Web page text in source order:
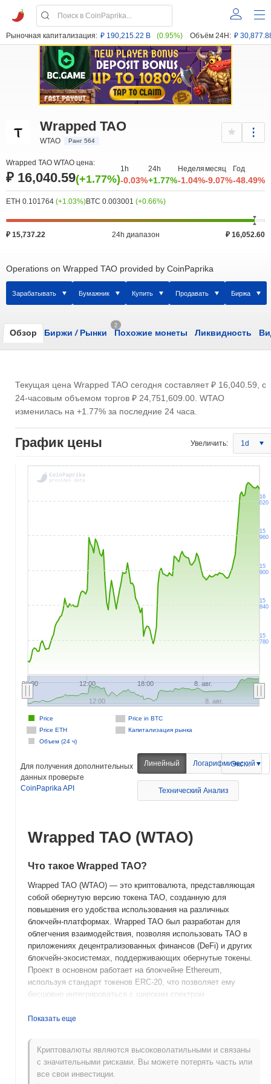
Рыночная капитализация: ₽ 190,215.22 B (0.95%) Объём 24H: ₽
Wrapped TAO
WTAO Ранг 564
Wrapped TAO WTAO цена:
₽ 16,040.59(+1.77%)
1h
-0.03%
24h
+1.77%
Неделя
-1.04%
месяц
-9.07%
Год
-48.49%
ETH 0.101764 (+1.03%)BTC 0.003001 (+0.66%)
₽ 15,737.22 24h диапазон ₽ 16,052.60
Operations on Wrapped TAO provided by CoinPaprika
Зарабатывать Бумажник Купить Продавать Биржа
Обзор Биржи /Рынки
2
Похожие монеты Ликвидность
Текущая цена Wrapped TAO сегодня составляет₽ 16,040.59 , с
24-часовым объемом торгов ₽ 24,751,609.00 . WTAO
изменилась на +1.77% за последние 24 часа.
График цены Увеличить: 1d
06:00 12:00 18:00 8. авг.
Price in BTC
Price ETH
Капитализация рынка
Объем (24 ч)
Price
12:00 8. авг.
15
780
15
840
15
900
15
960
16
020
Для получения дополнительных
данных проверьте
CoinPaprika API
Линейный Логарифмический
Экспорт
Технический Анализ
Wrapped TAO (WTAO)
Что такое Wrapped TAO?
Wrapped TAO (WTAO) — это криптовалюта, представляющая
собой обернутую версию токена TAO, созданную для
повышения его удобства использования на различных
блокчейн-платформах. Wrapped TAO был разработан для
облегчения взаимодействия, позволяя использовать TAO в
приложениях децентрализованных финансов (DeFi) и других
блокчейн-экосистемах, поддерживающих обернутые токены.
Проект в основном работает на блокчейне Ethereum,
используя стандарт токенов ERC-20, что позволяет ему
бесшовно интегрироваться с широким спектром
Нативный токен WTAO используется для оплаты
рамках своей экосистемы. Wrapped TAO выделяется своим
акцентом на преодоление разрыва между токеном TAO и
более широкой экосистемой DeFi, предоставляя
пользователям улучшенную ликвидность и доступ к
Показать еще
Криптовалюты являются высоковолатильными и связаны
с значительными рисками. Вы можете потерять часть или
все свои инвестиции.